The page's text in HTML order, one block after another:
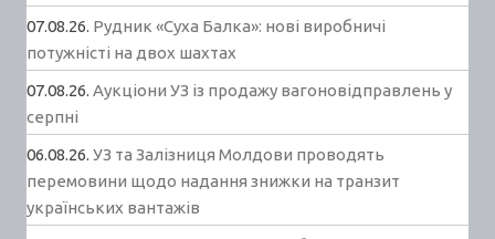
07.08.26. Рудник «Суха Балка»: нові виробничі
потужністі на двох шахтах
07.08.26. Аукціони УЗ із продажу вагоновідправлень у
серпні
06.08.26. УЗ та Залізниця Молдови проводять
перемовини щодо надання знижки на транзит
українських вантажів